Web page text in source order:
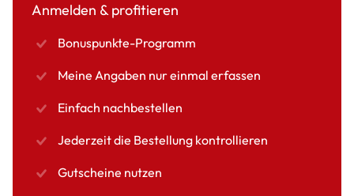
Anmelden & profitieren
Bonuspunkte-Programm
Meine Angaben nur einmal erfassen
Einfach nachbestellen
Jederzeit die Bestellung kontrollieren
Gutscheine nutzen